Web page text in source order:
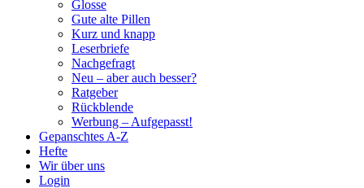
Glosse
Gute alte Pillen
Kurz und knapp
Leserbriefe
Nachgefragt
Neu – aber auch besser?
Ratgeber
Rückblende
Werbung – Aufgepasst!
Gepanschtes A-Z
Hefte
Wir über uns
Login